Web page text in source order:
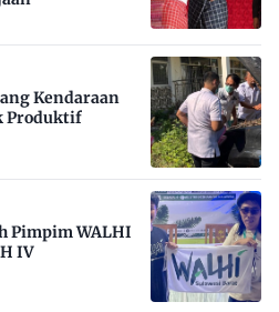
Kendaraan
Produktif
Pimpim WALHI
IV